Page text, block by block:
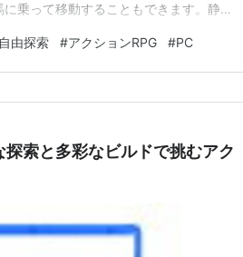
乗って移動することもできます。静か
かうだけでなく、目に入った景色から
だ…
自由探索 #アクションRPG #PC
索と多彩なビルドで挑むアク